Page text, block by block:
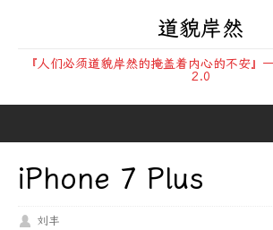
道貌岸然
『人们必须道貌岸然的掩盖着内心的不安
2.0
iPhone 7 Plus
刘丰